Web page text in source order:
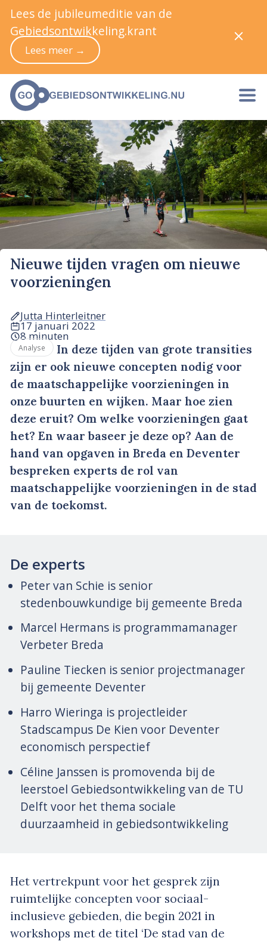
Nieuwe tijden vragen om nieuwe
voorzieningen
Jutta Hinterleitner
17 januari 2022
8 minuten
Analyse
In deze tijden van grote transities
zijn er ook nieuwe concepten nodig voor
de maatschappelijke voorzieningen in
onze buurten en wijken. Maar hoe zien
deze eruit? Om welke voorzieningen gaat
het? En waar baseer je deze op? Aan de
hand van opgaven in Breda en Deventer
bespreken experts de rol van
maatschappelijke voorzieningen in de stad
van de toekomst.
De experts
Peter van Schie is senior
stedenbouwkundige bij gemeente Breda
Marcel Hermans is programmamanager
Verbeter Breda
Pauline Tiecken is senior projectmanager
bij gemeente Deventer
Harro Wieringa is projectleider
Stadscampus De Kien voor Deventer
economisch perspectief
Céline Janssen is promovenda bij de
leerstoel Gebiedsontwikkeling van de TU
Delft voor het thema sociale
duurzaamheid in gebiedsontwikkeling
Het vertrekpunt voor het gesprek zijn
ruimtelijke concepten voor sociaal-
inclusieve gebieden, die begin 2021 in
workshops met de titel ‘De stad van de
Lees de jubileumeditie van de
Gebiedsontwikkeling.krant
Lees meer →